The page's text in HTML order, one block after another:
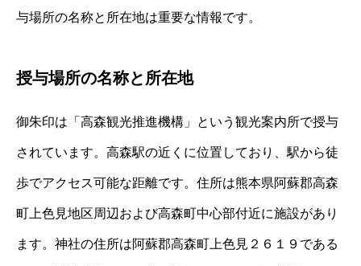
与場所の名称と所在地は重要な情報です。
授与場所の名称と所在地
御朱印は「高森観光推進機構」という観光案内所で授与
されています。高森駅の近くに位置しており、駅から徒
歩でアクセス可能な距離です。住所は熊本県阿蘇郡高森
町上色見地区周辺および高森町中心部付近に施設があり
ます。神社の住所は阿蘇郡高森町上色見２６１９である